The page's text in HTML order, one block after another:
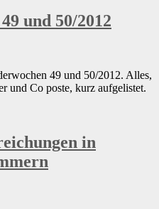
und 50/2012
49 und 50/2012. Alles,
und Co poste, kurz aufgelistet.
in